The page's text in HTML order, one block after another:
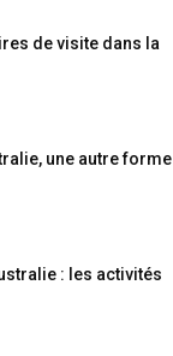
de visite dans la
une autre forme
: les activités